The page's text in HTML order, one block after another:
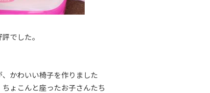
でした。
かわいい椅子を作りました
ょこんと座ったお子さんたち